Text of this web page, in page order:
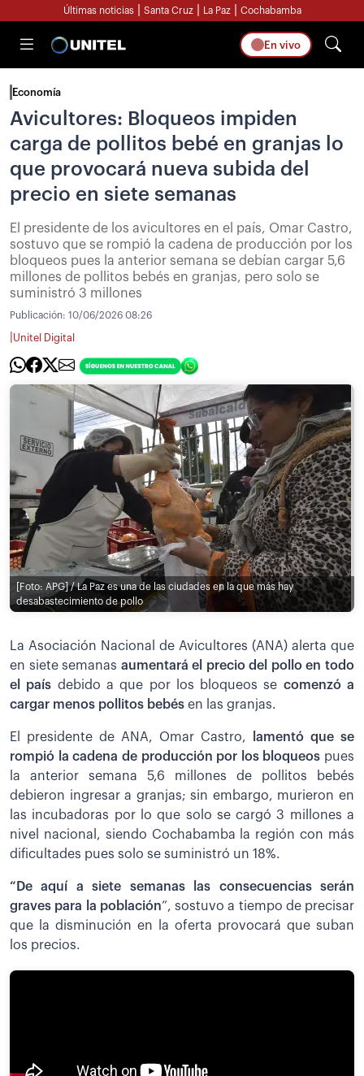
Últimas noticias Santa Cruz La Paz Cochabamba
En vivo
Economía
Avicultores: Bloqueos impiden
carga de pollitos bebé en granjas lo
que provocará nueva subida del
precio en siete semanas
El presidente de los avicultores en el país, Omar Castro,
sostuvo que se rompió la cadena de producción por los
bloqueos pues la anterior semana se debían cargar 5,6
millones de pollitos bebés en granjas, pero solo se
suministró 3 millones
Publicación: 10/06/2026 08:26
Unitel Digital
[Foto: APG] / La Paz es una de las ciudades en la que más hay
desabastecimiento de pollo
La Asociación Nacional de Avicultores (ANA) alerta que
en siete semanas aumentará el precio del pollo en todo
el país debido a que por los bloqueos se comenzó a
cargar menos pollitos bebés en las granjas.
El presidente de ANA, Omar Castro, lamentó que se
rompió la cadena de producción por los bloqueos pues
la anterior semana 5,6 millones de pollitos bebés
debieron ingresar a granjas; sin embargo, murieron en
las incubadoras por lo que solo se cargó 3 millones a
nivel nacional, siendo Cochabamba la región con más
dificultades pues solo se suministró un 18%.
“De aquí a siete semanas las consecuencias serán
graves para la población”, sostuvo a tiempo de precisar
que la disminución en la oferta provocará que suban
los precios.